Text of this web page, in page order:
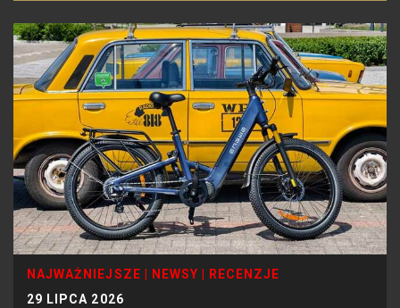
NAJWAŻNIEJSZE NEWSY
RECENZJE
29 LIPCA 2026